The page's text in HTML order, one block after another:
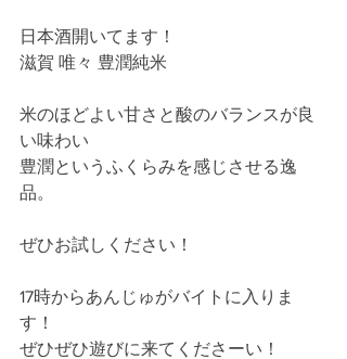
日本酒開いてます！
滋賀 唯々 豊潤純米
米のほどよい甘さと酸のバランスが良
い味わい
豊潤というふくらみを感じさせる逸
品。
ぜひお試しください！
17時からあんじゅがバイトに入りま
す！
ぜひぜひ遊びに来てくださーい！